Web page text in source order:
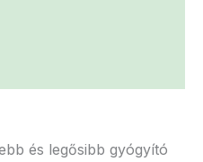
és legősibb gyógyító